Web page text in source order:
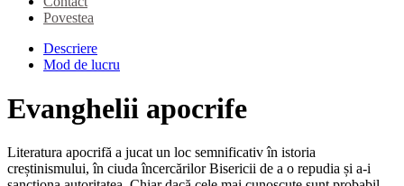
Povestea
Descriere
Mod de lucru
Evanghelii apocrife
Literatura apocrifă a jucat un loc semnificativ în istoria
creștinismului, în ciuda încercărilor Bisericii de a o repudia și a-i